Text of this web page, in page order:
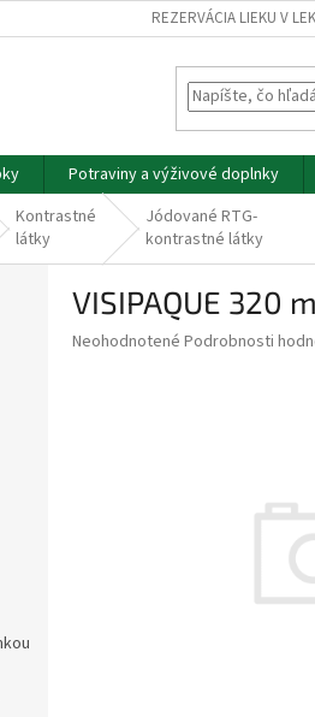
REZERVÁCIA LIEKU V
Potraviny a výživové doplnky
Kontrastné
látky
Jódované RTG-
kontrastné látky
VISIPAQUE 320
Priemerné
Neohodnotené Podrobnosti